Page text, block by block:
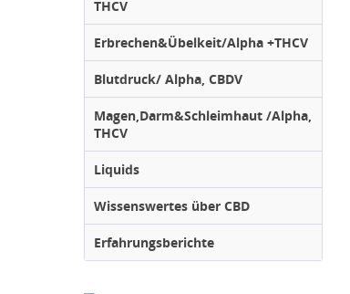
THCV
Erbrechen&Übelkeit/Alpha +THCV
Blutdruck/ Alpha, CBDV
Magen,Darm&Schleimhaut /Alpha,
THCV
Liquids
Wissenswertes über CBD
Erfahrungsberichte